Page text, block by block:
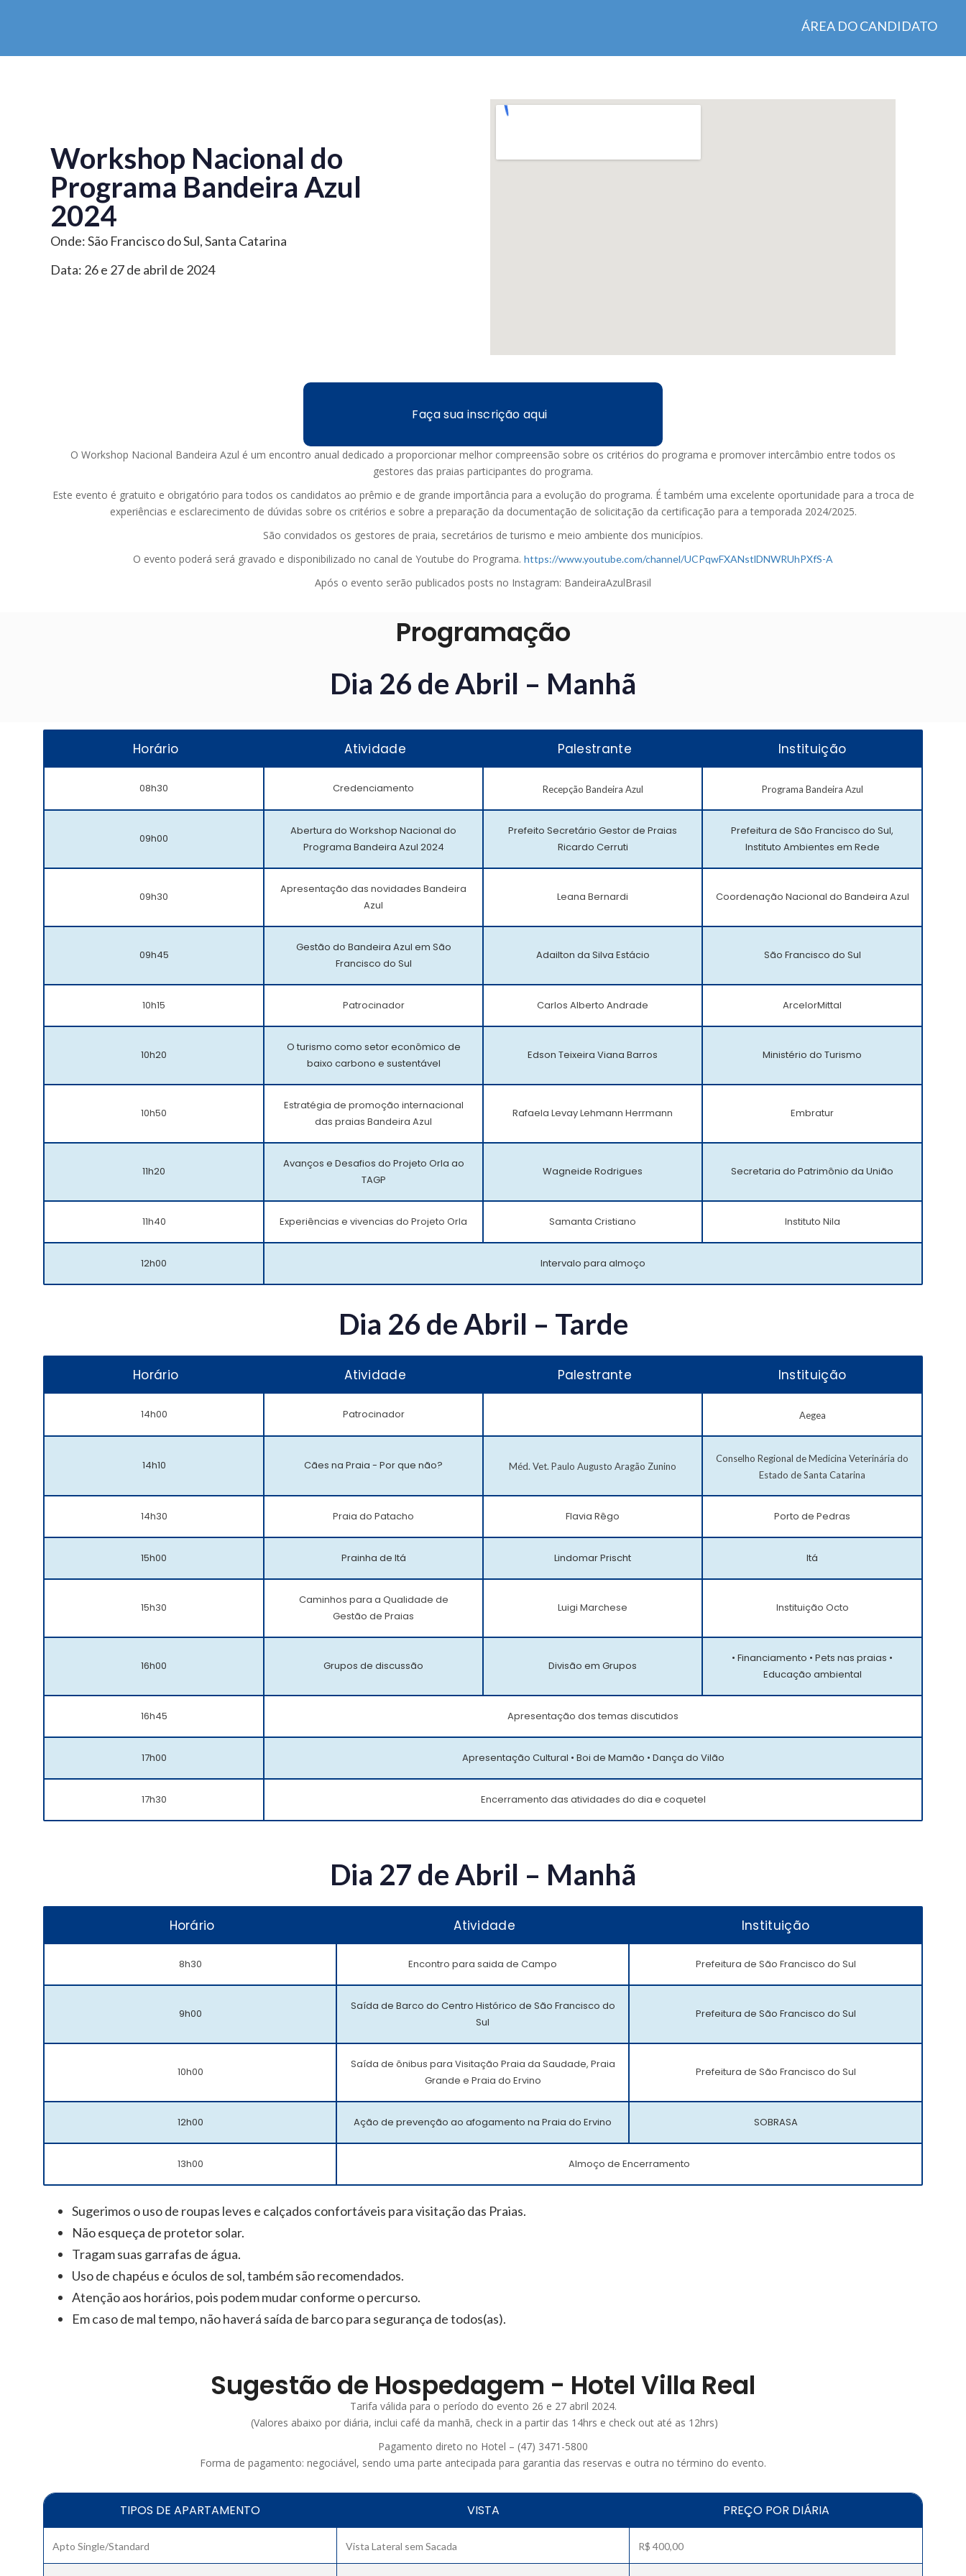
ÁREA DO CANDIDATO
Workshop Nacional do
Programa Bandeira Azul
2024
Onde: São Francisco do Sul, Santa Catarina
Data: 26 e 27 de abril de 2024
Faça sua inscrição aqui
O Workshop Nacional Bandeira Azul é um encontro anual dedicado a proporcionar melhor compreensão sobre os critérios do programa e promover intercâmbio entre todos os
gestores das praias participantes do programa.
Este evento é gratuito e obrigatório para todos os candidatos ao prêmio e de grande importância para a evolução do programa. É também uma excelente oportunidade para a troca de
experiências e esclarecimento de dúvidas sobre os critérios e sobre a preparação da documentação de solicitação da certificação para a temporada 2024/2025.
São convidados os gestores de praia, secretários de turismo e meio ambiente dos municípios.
O evento poderá será gravado e disponibilizado no canal de Youtube do Programa. https://www.youtube.com/channel/UCPqwFXANstlDNWRUhPXfS-A
Após o evento serão publicados posts no Instagram: BandeiraAzulBrasil
Programação
Dia 26 de Abril – Manhã
Horário Atividade Palestrante Instituição
08h30 Credenciamento Recepção Bandeira Azul Programa Bandeira Azul
09h00
Abertura do Workshop Nacional do
Programa Bandeira Azul 2024
Prefeito Secretário Gestor de Praias
Ricardo Cerruti
Prefeitura de São Francisco do Sul,
Instituto Ambientes em Rede
09h30
Apresentação das novidades Bandeira
Azul
Leana Bernardi Coordenação Nacional do Bandeira Azul
09h45
Gestão do Bandeira Azul em São
Francisco do Sul
Adailton da Silva Estácio São Francisco do Sul
10h15 Patrocinador Carlos Alberto Andrade ArcelorMittal
10h20
O turismo como setor econômico de
baixo carbono e sustentável
Edson Teixeira Viana Barros Ministério do Turismo
10h50
Estratégia de promoção internacional
das praias Bandeira Azul
Rafaela Levay Lehmann Herrmann Embratur
11h20
Avanços e Desafios do Projeto Orla ao
TAGP
Wagneide Rodrigues Secretaria do Patrimônio da União
11h40 Experiências e vivencias do Projeto Orla Samanta Cristiano Instituto Nila
12h00 Intervalo para almoço
Dia 26 de Abril – Tarde
Horário Atividade Palestrante Instituição
14h00 Patrocinador Aegea
14h10 Cães na Praia - Por que não? Méd. Vet. Paulo Augusto Aragão Zunino
Conselho Regional de Medicina Veterinária do
Estado de Santa Catarina
14h30 Praia do Patacho Flavia Rêgo Porto de Pedras
15h00 Prainha de Itá Lindomar Prischt Itá
15h30
Caminhos para a Qualidade de
Gestão de Praias
Luigi Marchese Instituição Octo
16h00 Grupos de discussão Divisão em Grupos
• Financiamento • Pets nas praias •
Educação ambiental
16h45 Apresentação dos temas discutidos
17h00 Apresentação Cultural • Boi de Mamão • Dança do Vilão
17h30 Encerramento das atividades do dia e coquetel
Dia 27 de Abril – Manhã
Horário Atividade Instituição
8h30 Encontro para saida de Campo Prefeitura de São Francisco do Sul
9h00
Saída de Barco do Centro Histórico de São Francisco do
Sul
Prefeitura de São Francisco do Sul
10h00
Saída de ônibus para Visitação Praia da Saudade, Praia
Grande e Praia do Ervino
Prefeitura de São Francisco do Sul
12h00 Ação de prevenção ao afogamento na Praia do Ervino SOBRASA
13h00 Almoço de Encerramento
Sugerimos o uso de roupas leves e calçados confortáveis para visitação das Praias.
Não esqueça de protetor solar.
Tragam suas garrafas de água.
Uso de chapéus e óculos de sol, também são recomendados.
Atenção aos horários, pois podem mudar conforme o percurso.
Em caso de mal tempo, não haverá saída de barco para segurança de todos(as).
Sugestão de Hospedagem - Hotel Villa Real
Tarifa válida para o período do evento 26 e 27 abril 2024.
(Valores abaixo por diária, inclui café da manhã, check in a partir das 14hrs e check out até as 12hrs)
Pagamento direto no Hotel – (47) 3471-5800
Forma de pagamento: negociável, sendo uma parte antecipada para garantia das reservas e outra no término do evento.
TIPOS DE APARTAMENTO VISTA PREÇO POR DIÁRIA
Apto Single/Standard Vista Lateral sem Sacada R$ 400,00